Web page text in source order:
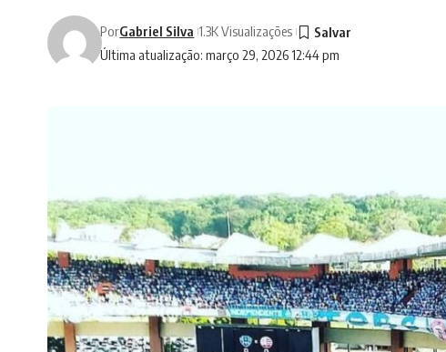
Última atualização: março 29, 2026 12:44 pm
PorGabriel Silva 1.3K Visualizações